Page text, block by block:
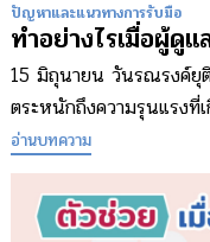
ปัญหาและแนวทางการรับมือ
ทำอย่างไรเมื่อผู้ดู
15 มิถุนายน วันรณรงค์ยุ
ตระหนักถึงความรุนแรงที่
อ่านบทความ